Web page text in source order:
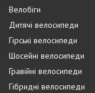
Велобіги
Дитячі велосипеди
Гірські велосипеди
Шосейні велосипеди
Гравійні велосипеди
Гібридні велосипеди